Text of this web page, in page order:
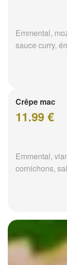
Emmental,
sauce curry,
Crêpe mac
11.99 €
Emmental,
cornichons,